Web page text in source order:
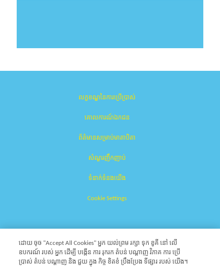
លក្ខខណ្ឌនៃការប្រើប្រាស់
គោលការណ៍ឯកជន
ព័ត៌មានសម្រាប់មាតាបិតា
សំណួរញឹកញាប់
ទំនាក់ទំនងយើង
Cookie Settings
ដោយ ចុច "Accept All Cookies" អ្នក យល់ព្រម រក្សា ទុក ខូគី នៅ លើ
ឧបករណ៍ របស់ អ្នក ដើម្បី បង្កើន ការ រុករក តំបន់ បណ្ដាញ វិភាគ ការ ប្រើ
ប្រាស់ តំបន់ បណ្ដាញ និង ជួយ ក្នុង កិច្ច ខិតខំ ប្រឹងប្រែង ទីផ្សារ របស់ យើង។